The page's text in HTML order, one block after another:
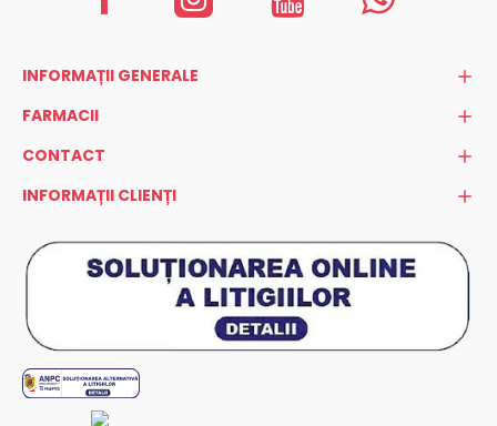
INFORMAȚII GENERALE
FARMACII
CONTACT
INFORMAȚII CLIENȚI